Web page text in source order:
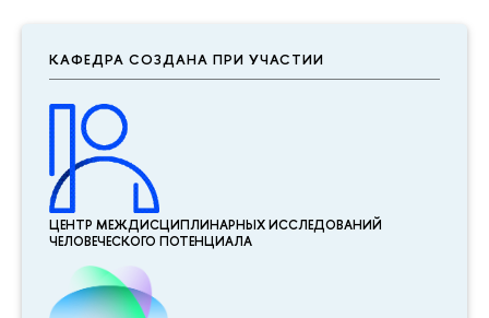
КАФЕДРА СОЗДАНА ПРИ УЧАСТИИ
ЦЕНТР МЕЖДИСЦИПЛИНАР­НЫХ ИССЛЕДОВАНИЙ
ЧЕЛОВЕЧЕСКОГО ПОТЕНЦИАЛА